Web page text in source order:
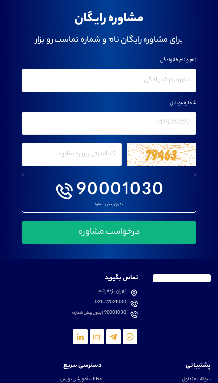
مشاوره رایگان
برای مشاوره رایگان نام و شماره تماست رو بزار
90001030
بدون پیش شماره
نام و نام خانوادگی
شماره موبایل
تماس بگیرید
تهران، زعفرانیه
021-22021030
90001030(بدون پیش شماره)
پشتیبانی
سوالات متداول
دسترسی سریع
مطالب آموزشی بورس